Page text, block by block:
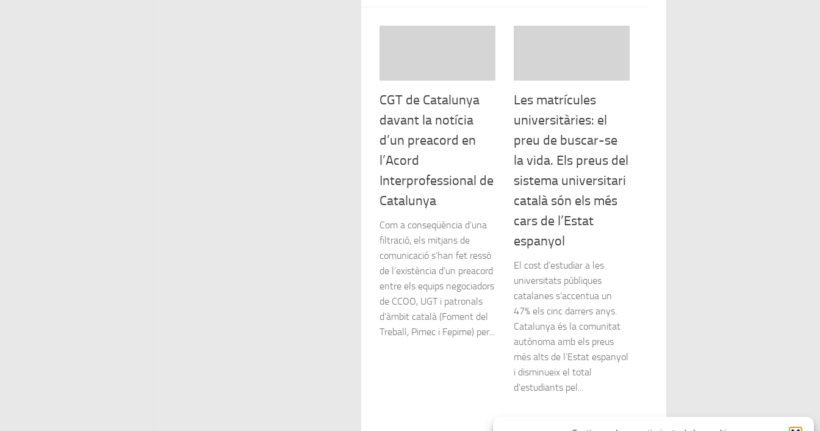
CGT de Catalunya
davant la notícia
d’un preacord en
l’Acord
Interprofessional de
Catalunya
Com a conseqüència d’una
filtració, els mitjans de
comunicació s’han fet ressò
de l’existència d’un preacord
entre els equips negociadors
de CCOO, UGT i patronals
d’àmbit català (Foment del
Treball, Pimec i Fepime) per...
Les matrícules
universitàries: el
preu de buscar-se
la vida. Els preus del
sistema universitari
català són els més
cars de l’Estat
espanyol
El cost d’estudiar a les
universitats públiques
catalanes s’accentua un
47% els cinc darrers anys.
Catalunya és la comunitat
autònoma amb els preus
més alts de l’Estat espanyol
i disminueix el total
d’estudiants pel...
Página siguiente »